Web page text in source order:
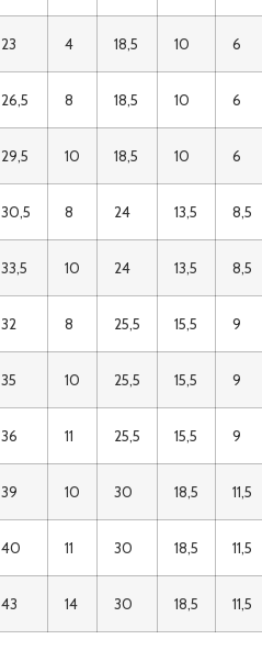
23 4 18,5 10 6
26,5 8 18,5 10 6
29,5 10 18,5 10 6
30,5 8 24 13,5 8,5
33,5 10 24 13,5 8,5
32 8 25,5 15,5 9
35 10 25,5 15,5 9
36 11 25,5 15,5 9
39 10 30 18,5 11,5
40 11 30 18,5 11,5
43 14 30 18,5 11,5